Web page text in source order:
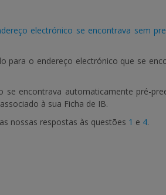
electrónico se encontrava sem
para o endereço electrónico que se
encontrava automaticamente pré-
à sua Ficha de IB.
nossas respostas às questões 1 e 4.